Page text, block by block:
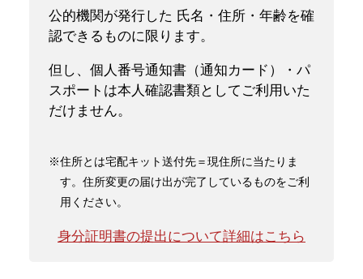
公的機関が発行した 氏名・住所・年齢を確
認できるものに限ります。
但し、個人番号通知書（通知カード）・パ
スポートは本人確認書類としてご利用いた
だけません。
※住所とは宅配キット送付先＝現住所に当たりま
す。住所変更の届け出が完了しているものをご利
用ください。
身分証明書の提出について詳細はこちら